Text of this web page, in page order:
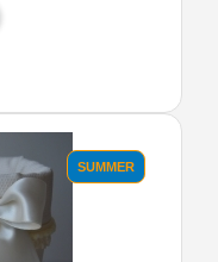
SUMMER